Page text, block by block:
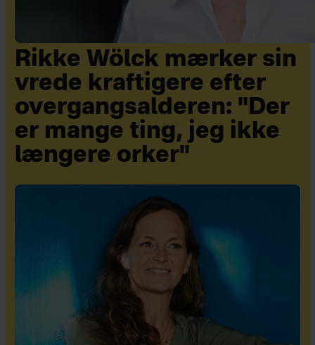
Rikke Wölck mærker sin
vrede kraftigere efter
overgangsalderen: "Der
er mange ting, jeg ikke
længere orker"